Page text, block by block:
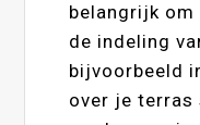
belangrijk om
de indeling
bijvoorbeeld
over je terras